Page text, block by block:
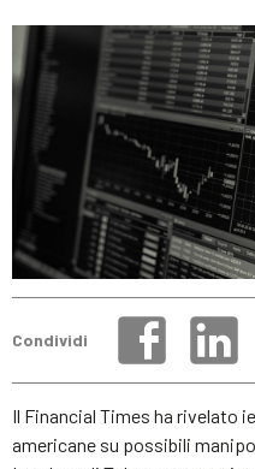
Condividi
Il Financial Times ha rivelato
americane su possibili